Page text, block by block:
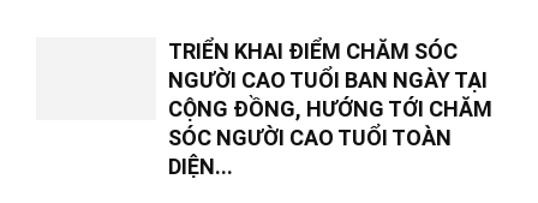
TRIỂN KHAI ĐIỂM CHĂM SÓC
NGƯỜI CAO TUỔI BAN NGÀY TẠI
CỘNG ĐỒNG, HƯỚNG TỚI CHĂM
SÓC NGƯỜI CAO TUỔI TOÀN
DIỆN...